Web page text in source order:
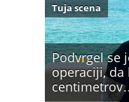
Podvrgel se
operaciji,
Tuja scena